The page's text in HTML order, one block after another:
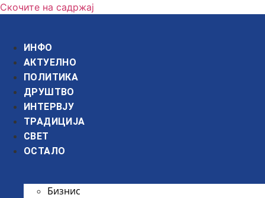
Скочите на садржај
ИНФО
АКТУЕЛНО
ПОЛИТИКА
ДРУШТВО
ИНТЕРВЈУ
ТРАДИЦИЈА
СВЕТ
ОСТАЛО
Бизнис